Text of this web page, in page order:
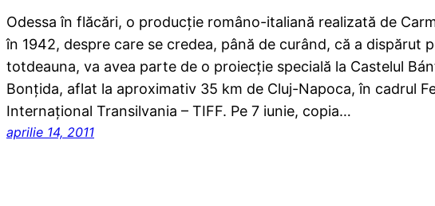
Odessa în flăcări, o producţie româno-italiană realizată de
în 1942, despre care se credea, până de curând, că a dispărut
totdeauna, va avea parte de o proiecţie specială la Castelul
Bonţida, aflat la aproximativ 35 km de Cluj-Napoca, în cadrul
Internaţional Transilvania – TIFF. Pe 7 iunie, copia…
aprilie 14, 2011